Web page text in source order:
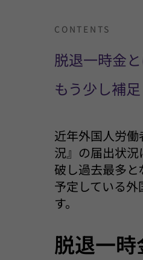
CONTENTS
脱退一時金
もう少し補足
近年外国人労
況』の届出状
破し過去最多と
予定している
す。
脱退一